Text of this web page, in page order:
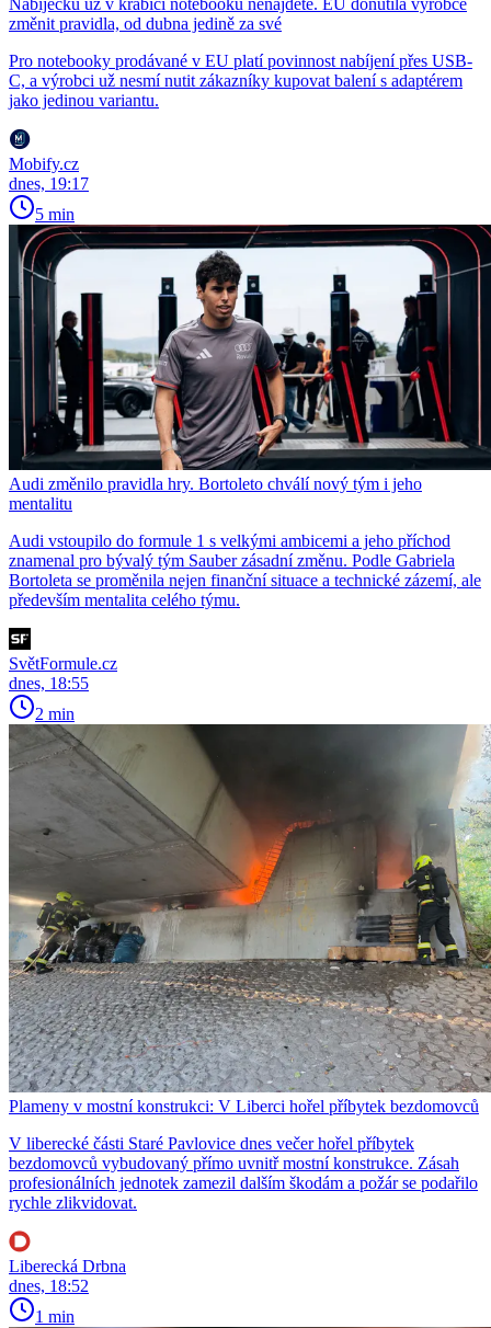
Nabíječku už v krabici notebooku nenajdete. EU donutila výrobce
změnit pravidla, od dubna jedině za své
Pro notebooky prodávané v EU platí povinnost nabíjení přes USB-
C, a výrobci už nesmí nutit zákazníky kupovat balení s adaptérem
jako jedinou variantu.
Mobify.cz
dnes, 19:17
5 min
Audi změnilo pravidla hry. Bortoleto chválí nový tým i jeho
mentalitu
Audi vstoupilo do formule 1 s velkými ambicemi a jeho příchod
znamenal pro bývalý tým Sauber zásadní změnu. Podle Gabriela
Bortoleta se proměnila nejen finanční situace a technické zázemí, ale
především mentalita celého týmu.
SvětFormule.cz
dnes, 18:55
2 min
Plameny v mostní konstrukci: V Liberci hořel příbytek bezdomovců
V liberecké části Staré Pavlovice dnes večer hořel příbytek
bezdomovců vybudovaný přímo uvnitř mostní konstrukce. Zásah
profesionálních jednotek zamezil dalším škodám a požár se podařilo
rychle zlikvidovat.
Liberecká Drbna
dnes, 18:52
1 min